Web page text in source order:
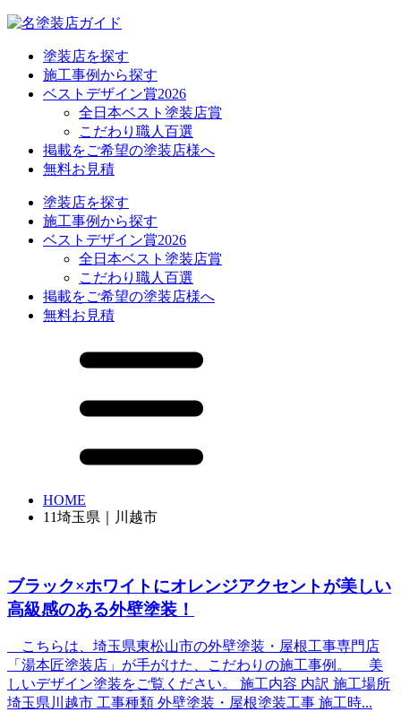
塗装店を探す
施工事例から探す
ベストデザイン賞2026
全日本ベスト塗装店賞
こだわり職人百選
掲載をご希望の塗装店様へ
無料お見積
塗装店を探す
施工事例から探す
ベストデザイン賞2026
全日本ベスト塗装店賞
こだわり職人百選
掲載をご希望の塗装店様へ
無料お見積
HOME
11埼玉県｜川越市
ブラック×ホワイトにオレンジアクセントが美しい
高級感のある外壁塗装！
こちらは、埼玉県東松山市の外壁塗装・屋根工事専門店
「湯本匠塗装店」が手がけた、こだわりの施工事例。 美
しいデザイン塗装をご覧ください。 施工内容 内訳 施工場所
埼玉県川越市 工事種類 外壁塗装・屋根塗装工事 施工時...